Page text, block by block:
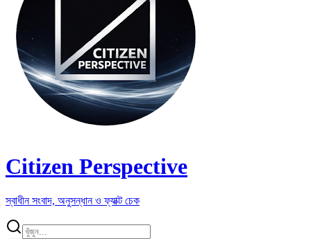
Citizen Perspective
স্বাধীন সংবাদ, অনুসন্ধান ও ফ্যাক্ট চেক